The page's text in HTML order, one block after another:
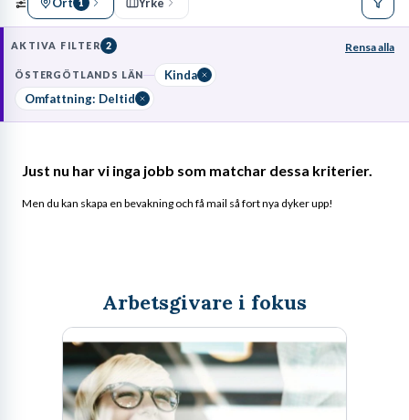
1
AKTIVA FILTER 2 Rensa alla
ÖSTERGÖTLANDS LÄN
Kinda
Omfattning: Deltid
Just nu har vi inga jobb som matchar dessa kriterier.
Men du kan skapa en bevakning och få mail så fort nya dyker upp!
Arbetsgivare i fokus